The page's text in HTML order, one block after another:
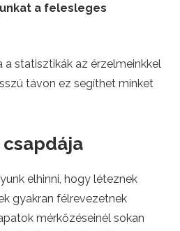
a felesleges
a statisztikák az érzelmeinkkel
távon ez segíthet minket
csapdája
elhinni, hogy léteznek
gyakran félrevezetnek
mérkőzéseinél sokan